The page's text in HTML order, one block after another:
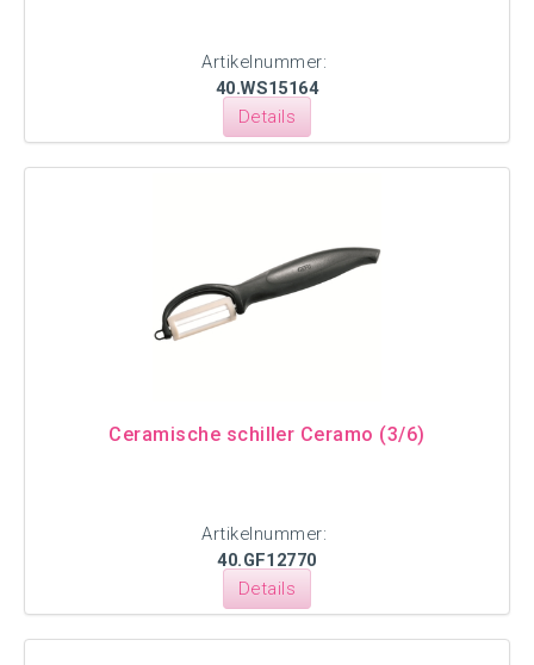
Artikelnummer:
40.WS15164
Details
Ceramische schiller Ceramo (3/6)
Artikelnummer:
40.GF12770
Details